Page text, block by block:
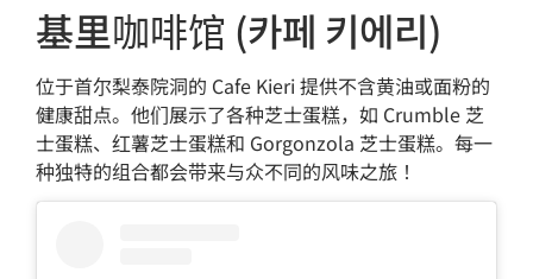
基里咖啡馆 (카페 키에리)
位于首尔梨泰院洞的 Cafe Kieri 提供不含黄油或面粉的
健康甜点。他们展示了各种芝士蛋糕，如 Crumble 芝
士蛋糕、红薯芝士蛋糕和 Gorgonzola 芝士蛋糕。每一
种独特的组合都会带来与众不同的风味之旅！